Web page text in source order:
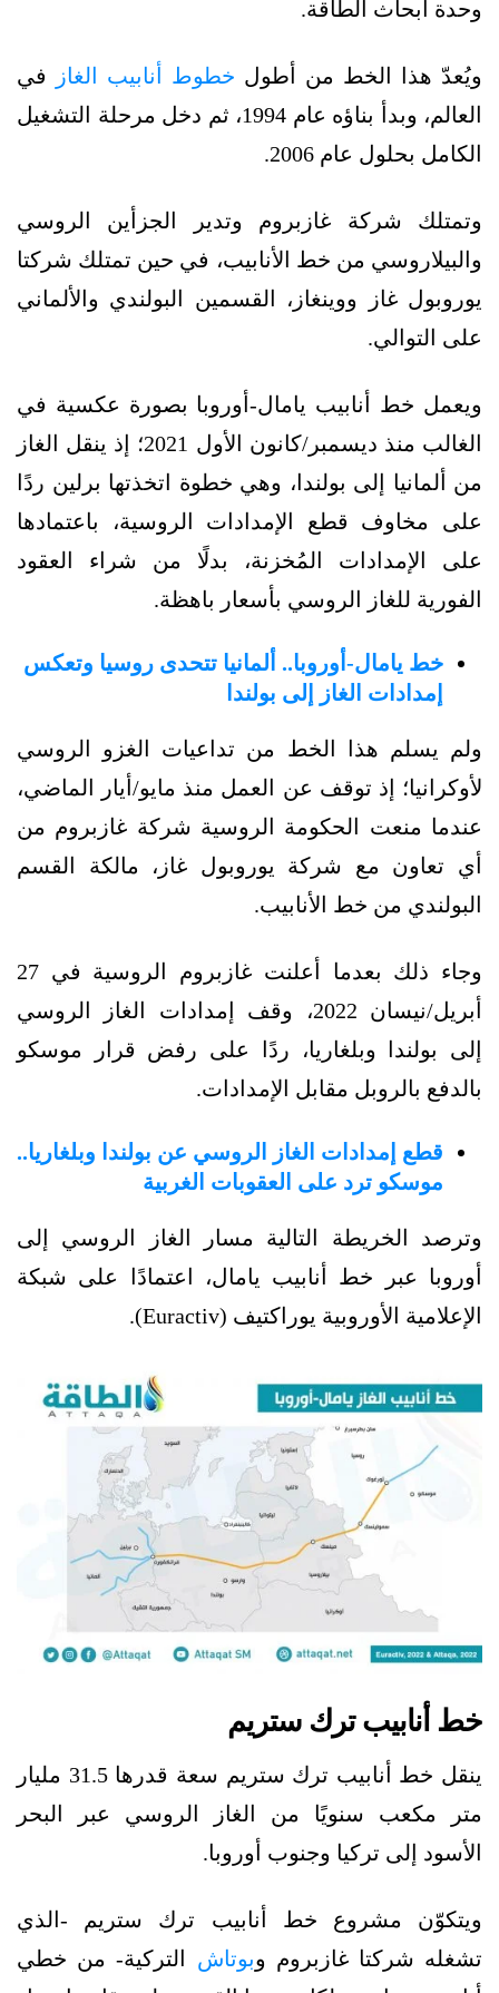
وحدة أبحاث الطاقة.
ويُعدّ هذا الخط من أطول خطوط أنابيب الغاز
في
العالم، وبدأ بناؤه عام 1994، ثم دخل مرحلة التشغيل
الكامل بحلول عام 2006.
وتمتلك شركة غازبروم وتدير الجزأين الروسي
والبيلاروسي من خط الأنابيب، في حين تمتلك شركتا
يوروبول غاز ووينغاز، القسمين البولندي والألماني
على التوالي.
ويعمل خط أنابيب يامال-أوروبا بصورة عكسية في
الغالب منذ ديسمبر/كانون الأول 2021؛ إذ ينقل الغاز
من ألمانيا إلى بولندا، وهي خطوة اتخذتها برلين ردًا
على مخاوف قطع الإمدادات الروسية، باعتمادها
على الإمدادات المُخزنة، بدلًا من شراء العقود
الفورية للغاز الروسي بأسعار باهظة.
خط يامال-أوروبا.. ألمانيا تتحدى روسيا وتعكس
إمدادات الغاز إلى بولندا
ولم يسلم هذا الخط من تداعيات الغزو الروسي
لأوكرانيا؛ إذ توقف عن العمل منذ مايو/أيار الماضي،
عندما منعت الحكومة الروسية شركة غازبروم من
أي تعاون مع شركة يوروبول غاز، مالكة القسم
البولندي من خط الأنابيب.
وجاء ذلك بعدما أعلنت غازبروم الروسية في 27
أبريل/نيسان 2022، وقف إمدادات الغاز الروسي
إلى بولندا وبلغاريا، ردًا على رفض قرار موسكو
بالدفع بالروبل مقابل الإمدادات.
قطع إمدادات الغاز الروسي عن بولندا وبلغاريا..
موسكو ترد على العقوبات الغربية
وترصد الخريطة التالية مسار الغاز الروسي إلى
أوروبا عبر خط أنابيب يامال، اعتمادًا على شبكة
الإعلامية الأوروبية يوراكتيف (Euractiv).
خط أنابيب ترك ستريم
ينقل خط أنابيب ترك ستريم سعة قدرها 31.5 مليار
متر مكعب سنويًا من الغاز الروسي عبر البحر
الأسود إلى تركيا وجنوب أوروبا.
ويتكوّن مشروع خط أنابيب ترك ستريم -الذي
تشغله شركتا غازبروم وبوتاش التركية- من خطي